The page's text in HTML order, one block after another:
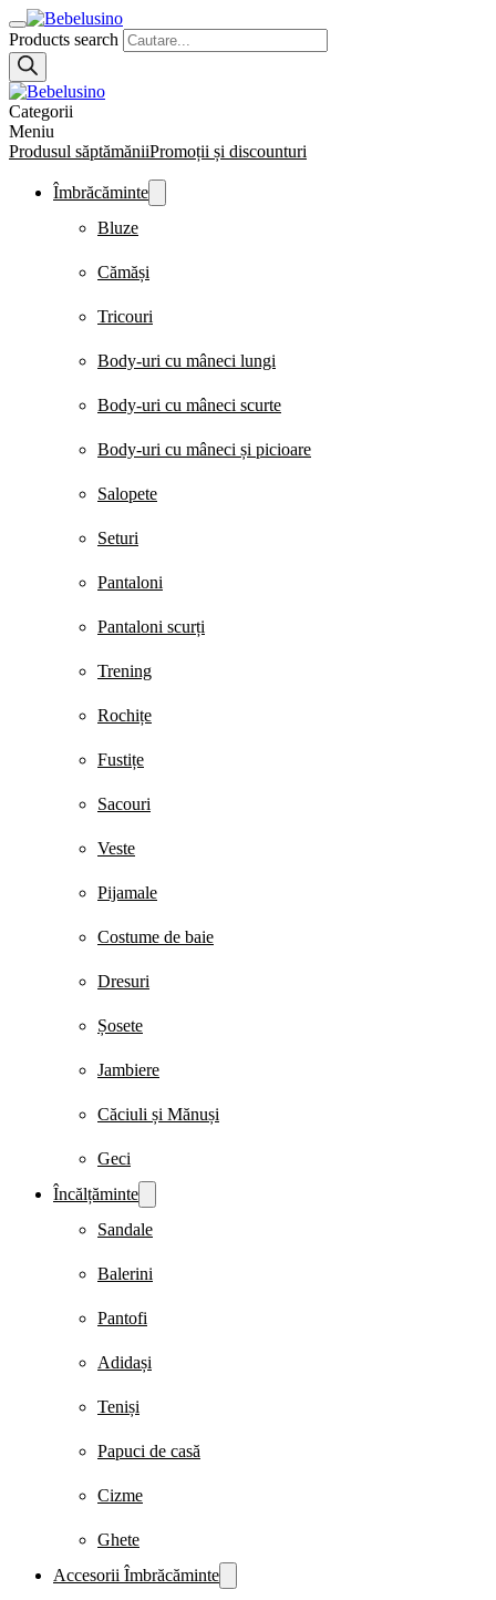
Products search
Categorii
Meniu
Produsul săptămăniiPromoții și discounturi
Îmbrăcăminte
Bluze
Cămăși
Tricouri
Body-uri cu mâneci lungi
Body-uri cu mâneci scurte
Body-uri cu mâneci și picioare
Salopete
Seturi
Pantaloni
Pantaloni scurți
Trening
Rochițe
Fustițe
Sacouri
Veste
Pijamale
Costume de baie
Dresuri
Șosete
Jambiere
Căciuli și Mănuși
Geci
Încălțăminte
Sandale
Balerini
Pantofi
Adidași
Teniși
Papuci de casă
Cizme
Ghete
Accesorii Îmbrăcăminte